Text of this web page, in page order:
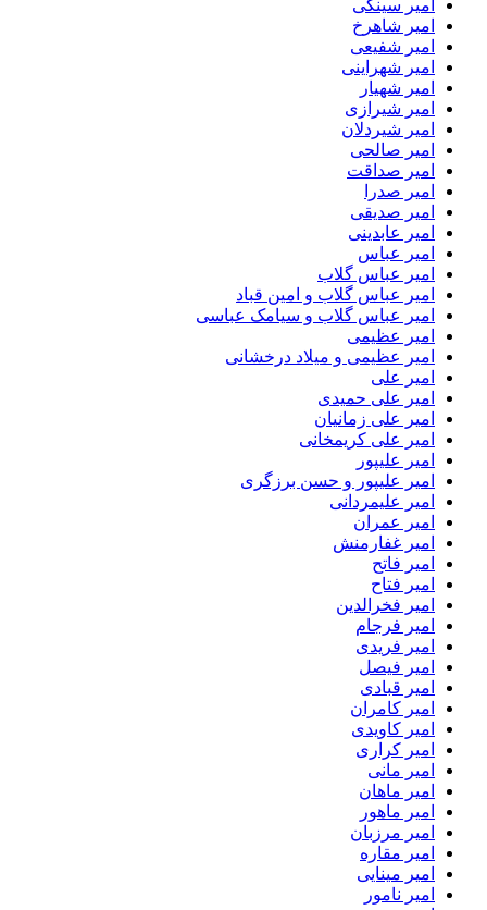
امیر سینکی
امیر شاهرخ
امیر شفیعی
امیر شهراینی
امیر شهیار
امیر شیرازی
امیر شیردلان
امیر صالحی
امیر صداقت
امیر صدرا
امیر صدیقی
امیر عابدینی
امیر عباس
امیر عباس گلاب
امیر عباس گلاب و امین قباد
امیر عباس گلاب و سیامک عباسی
امیر عظیمی
امیر عظیمی و میلاد درخشانی
امیر علی
امیر علی حمیدی
امیر علی زمانیان
امیر علی کریمخانی
امیر علیپور
امیر علیپور و حسن برزگری
امیر علیمردانی
امیر عمران
امیر غفارمنش
امیر فاتح
امیر فتاح
امیر فخرالدین
امیر فرجام
امیر فریدی
امیر فیصل
امیر قبادی
امیر کامران
امیر کاویدی
امیر کراری
امیر مانی
امیر ماهان
امیر ماهور
امیر مرزبان
امیر مقاره
امیر مینایی
امیر نامور